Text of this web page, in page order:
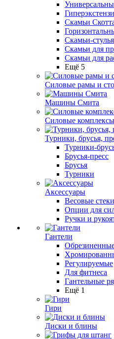
Скамьи
Скамьи-стулья
Скамьи для
Скамьи для
Ещё 5
Силовые рамы и
Машины Смита
Силовые комплексы
Турники, брусья,
Турники-
Брусья-пресс
Брусья
Турники
Аксессуары
Весовые
Опции для
Ручки и
Гантели
Регулируемые
Для фитнеса
Гантельные
Ещё 1
Гири
Диски и блины